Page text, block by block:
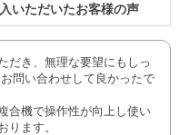
いただいたお客様の声
だき、無理な要望にもしっ
問い合わせして良かったで
合機で操作性が向上し使い
ります。